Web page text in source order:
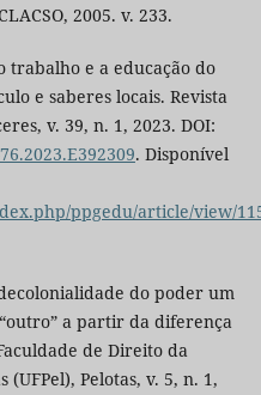
2005. v. 233.
trabalho e a educação do
e saberes locais. Revista
v. 39, n. 1, 2023. DOI:
. Disponível
ppgedu/article/view/
do poder um
a partir da diferença
de Direito da
Pelotas, v. 5, n. 1,